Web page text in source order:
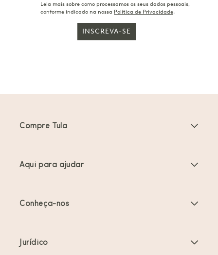
Leia mais sobre como processamos os seus dados pessoais,
conforme indicado na nossa Política de Privacidade.
INSCREVA-SE
Compre Tula
Ofertas e promoções
Aqui para ajudar
Conheça-nos
Jurídico